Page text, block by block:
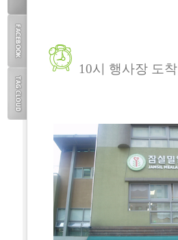
TOP
FACEBOOK 10시 행사장 도착